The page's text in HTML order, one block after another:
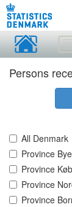
Persons
All Denmark
Province
Province
Province
Province